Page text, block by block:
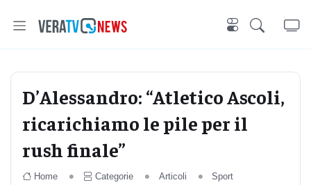
D’Alessandro: “Atletico Ascoli,
ricarichiamo le pile per il
rush finale”
Home Categorie Articoli
Sport